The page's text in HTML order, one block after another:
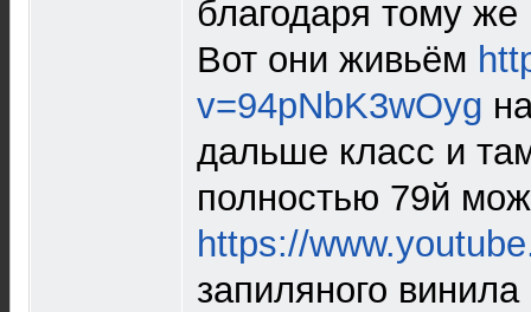
благодаря тому
Вот они живьём
v=94pNbK3wOyg
дальше класс и
полностью 79й
https://
запиляного винила